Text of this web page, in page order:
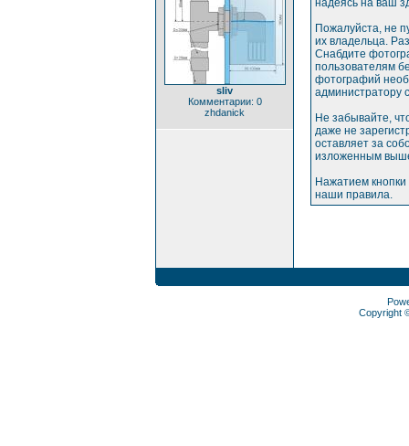
sliv
Комментарии: 0
zhdanick
надеясь на ваш
Пожалуйста, не
их владельца.
Снабдите
пользователям
фотографий
администратору
Не забывайте,
даже не
оставляет за
изложенным
Нажатием
наши правила.
Copyright